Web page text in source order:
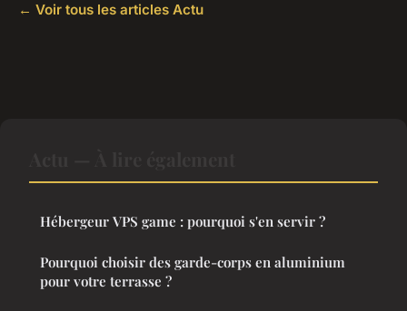
← Voir tous les articles Actu
Hébergeur VPS game : pourquoi s'en servir ?
Pourquoi choisir des garde-corps en aluminium
pour votre terrasse ?